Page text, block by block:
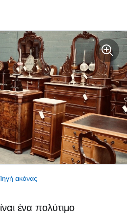
εικόνας
ένα πολύτιμο